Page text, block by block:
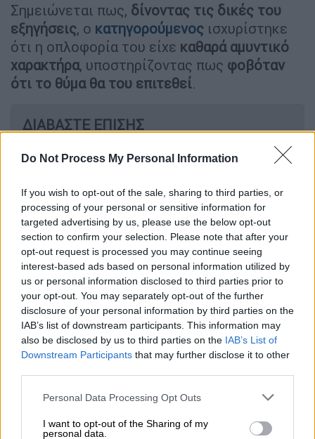
Do Not Process My Personal Information
If you wish to opt-out of the sale, sharing to third parties, or
processing of your personal or sensitive information for
targeted advertising by us, please use the below opt-out
section to confirm your selection. Please note that after your
opt-out request is processed you may continue seeing
interest-based ads based on personal information utilized by
us or personal information disclosed to third parties prior to
your opt-out. You may separately opt-out of the further
disclosure of your personal information by third parties on the
IAB’s list of downstream participants. This information may
also be disclosed by us to third parties on the IAB’s List of
Downstream Participants that may further disclose it to other
Please note that this website/app uses one or more Google
not limited to your visit or usage behaviour. You may click to
Personal Data Processing Opt Outs
I want to opt-out of the Sharing of my
personal data.
Σημειώνεται πως, δίνοντας τις δικές του
εξηγήσεις, ο κατηγορούμενος ισχυρίστηκε
ότι η οπλοφορία του είχε καθαρά αμυντικό
χαρακτήρα, υποστηρίζοντας πως φοβόταν
ότι το θύμα θα του επιτεθεί.
ΔΙΑΒΑΣΤΕ ΕΠΙΣΗΣ
Ελλάδα|25.04.2026 10:14
και το μετά του εγκλήματος στον
Άγιο Δημήτριο
Ελλάδα|25.04.2026 20:50
Δολοφονία στον Άγιο Δημήτριο:
Προθεσμία να απολογηθεί έλαβε ο
δράστης - «Ήταν η πρώτη της αγάπη»
Μάλιστα, περιέγραψε πώςη κατάσταση
ξέφυγε γρήγορααπό τον έλεγχο και ότι όταν
τράβηξε το μαχαίρι. Στην προσπάθειά του να